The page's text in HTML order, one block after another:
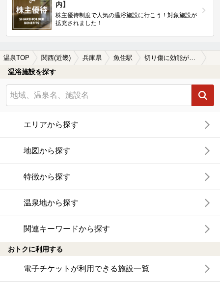
内】
株主優待制度で人気の温浴施設に行こう！対象施設が
拡充されました！
温泉TOP 関西(近畿) 兵庫県 魚住駅 切り傷に効能がある魚住駅近くの温泉、日帰り温泉、スーパー銭湯おすすめ
温浴施設を探す
エリアから探す
地図から探す
特徴から探す
温泉地から探す
関連キーワードから探す
おトクに利用する
電子チケットが利用できる施設一覧